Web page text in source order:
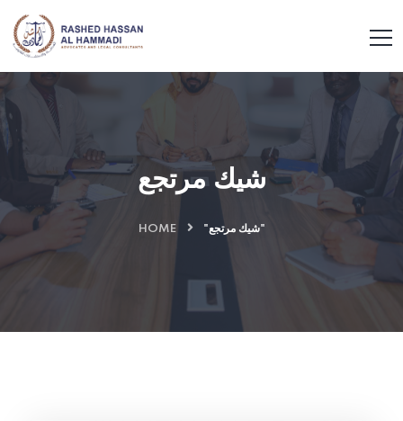
شيك مرتجع
HOME "شيك مرتجع"